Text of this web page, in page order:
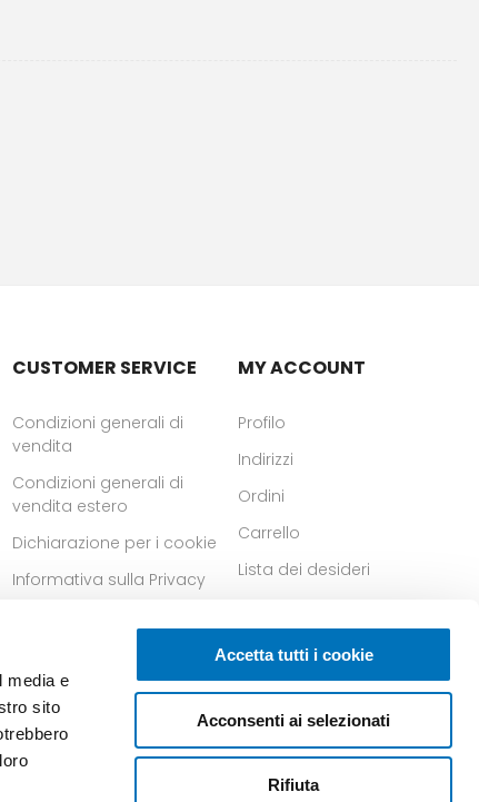
media e
sito
Accetta tutti i cookie
Acconsenti ai selezionati
Rifiuta
CUSTOMER SERVICE
Condizioni generali di
vendita
Condizioni generali di
vendita estero
Dichiarazione per i cookie
Informativa sulla Privacy
MY ACCOUNT
Profilo
Indirizzi
Ordini
Carrello
Lista dei desideri
Scarica la nostra app per
IOS
Scarica la nostra app
per Android